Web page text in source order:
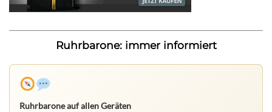
Ruhrbarone: immer informiert
Ruhrbarone auf allen Geräten